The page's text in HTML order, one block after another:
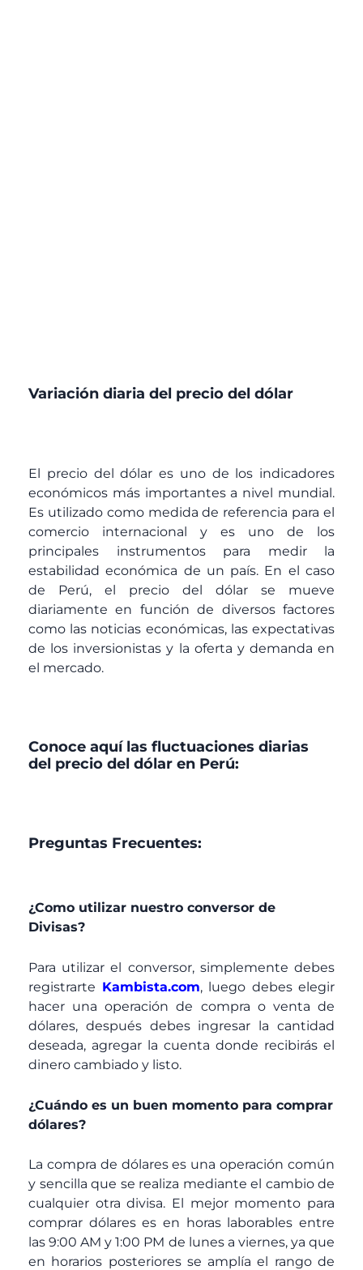
Variación diaria del precio del dólar
El precio del dólar es uno de los indicadores
económicos más importantes a nivel mundial.
Es utilizado como medida de referencia para el
comercio internacional y es uno de los
principales instrumentos para medir la
estabilidad económica de un país. En el caso
de Perú, el precio del dólar se mueve
diariamente en función de diversos factores
como las noticias económicas, las expectativas
de los inversionistas y la oferta y demanda en
el mercado.
Conoce aquí las fluctuaciones diarias
del precio del dólar en Perú:
Preguntas Frecuentes:
¿Como utilizar nuestro conversor de
Divisas?
Para utilizar el conversor, simplemente debes
registrarte Kambista.com, luego debes elegir
hacer una operación de compra o venta de
dólares, después debes ingresar la cantidad
deseada, agregar la cuenta donde recibirás el
dinero cambiado y listo.
¿Cuándo es un buen momento para comprar
dólares?
La compra de dólares es una operación común
y sencilla que se realiza mediante el cambio de
cualquier otra divisa. El mejor momento para
comprar dólares es en horas laborables entre
las 9:00 AM y 1:00 PM de lunes a viernes, ya que
en horarios posteriores se amplía el rango de